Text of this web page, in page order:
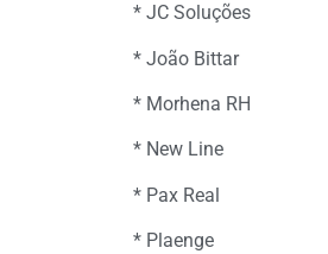
* JC Soluções
* João Bittar
* Morhena RH
* New Line
* Pax Real
* Plaenge